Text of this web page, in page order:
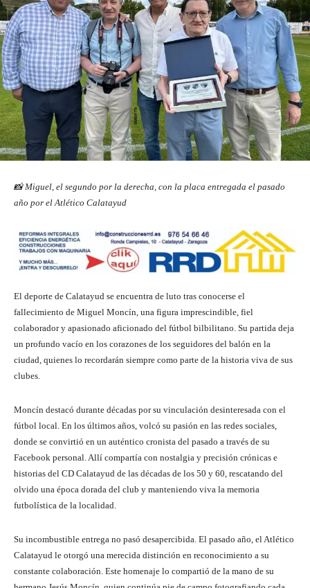
📸 Miguel, el segundo por la derecha, con la placa entregada el pasado
año por el Atlético Calatayud
El deporte de Calatayud se encuentra de luto tras conocerse el
fallecimiento de Miguel Moncín, una figura imprescindible, fiel
colaborador y apasionado aficionado del fútbol bilbilitano. Su partida deja
un profundo vacío en los corazones de los seguidores del balón en la
ciudad, quienes lo recordarán siempre como parte de la historia viva de sus
clubes.
Moncín destacó durante décadas por su vinculación desinteresada con el
fútbol local. En los últimos años, volcó su pasión en las redes sociales,
donde se convirtió en un auténtico cronista del pasado a través de su
Facebook personal. Allí compartía con nostalgia y precisión crónicas e
historias del CD Calatayud de las décadas de los 50 y 60, rescatando del
olvido una época dorada del club y manteniendo viva la memoria
futbolística de la localidad.
Su incombustible entrega no pasó desapercibida. El pasado año, el Atlético
Calatayud le otorgó una merecida distinción en reconocimiento a su
constante colaboración. Este homenaje lo compartió de la mano de su